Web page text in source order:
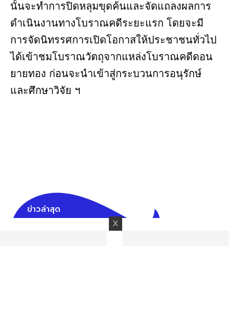
นั้นจะทำการปิดหลุมขุดค้นและจัดแถลงผลการ
ดำเนินงานทางโบราณคดีระยะแรก โดยจะมี
การจัดนิทรรศการเปิดโอกาสให้ประชาชนทั่วไป
ได้เข้าชมโบราณวัตถุจากแหล่งโบราณคดีดอน
ยายทอง ก่อนจะนำเข้าสู่กระบวนการอนุรักษ์
และศึกษาวิจัย ฯ
ข่าวล่าสุด